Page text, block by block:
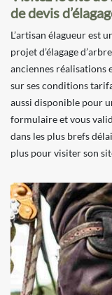
de devis
L’artisan élagueur est
projet d’élagage
anciennes réalisations
sur ses conditions
aussi disponible pour
formulaire et vous
dans les plus brefs
plus pour visiter son